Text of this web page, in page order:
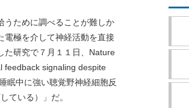
うために調べることが難しか
電極を介して神経活動を直接
た研究で７月１１日、Nature
feedback signaling despite
眠中に強い聴覚野神経細胞反
ている）」だ。